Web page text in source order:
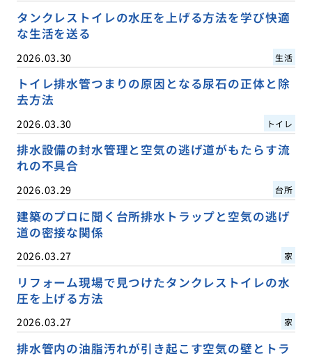
タンクレストイレの水圧を上げる方法を学び快適
な生活を送る
2026.03.30 生活
トイレ排水管つまりの原因となる尿石の正体と除
去方法
2026.03.30 トイレ
排水設備の封水管理と空気の逃げ道がもたらす流
れの不具合
2026.03.29 台所
建築のプロに聞く台所排水トラップと空気の逃げ
道の密接な関係
2026.03.27 家
リフォーム現場で見つけたタンクレストイレの水
圧を上げる方法
2026.03.27 家
排水管内の油脂汚れが引き起こす空気の壁とトラ